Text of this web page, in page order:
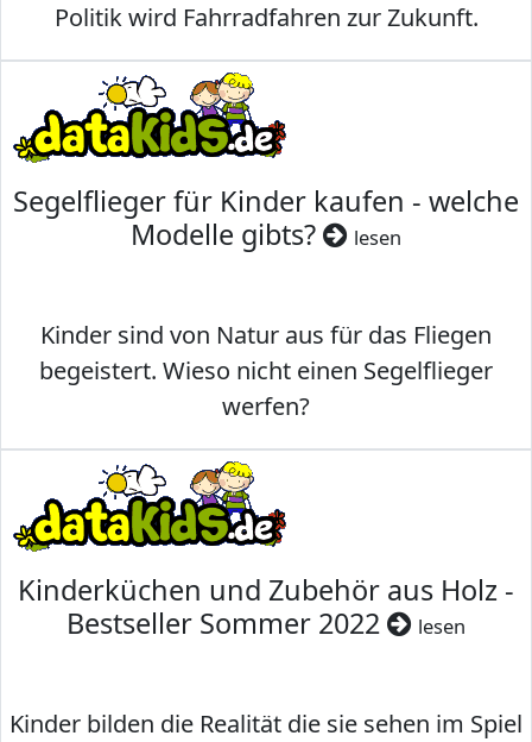
Politik wird Fahrradfahren zur Zukunft.
Segelflieger für Kinder kaufen - welche
Modelle gibts?
lesen
Kinder sind von Natur aus für das Fliegen
begeistert. Wieso nicht einen Segelflieger
werfen?
Kinderküchen und Zubehör aus Holz -
Bestseller Sommer 2022
lesen
Kinder bilden die Realität die sie sehen im Spiel